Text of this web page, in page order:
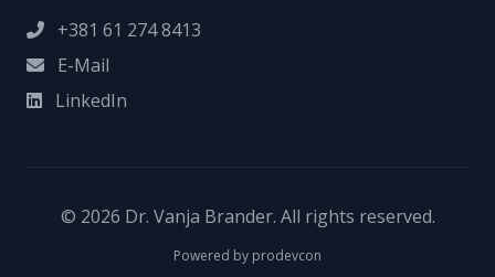
+381 61 274 8413
E-Mail
LinkedIn
© 2026 Dr. Vanja Brander. All rights reserved.
Powered by prodevcon